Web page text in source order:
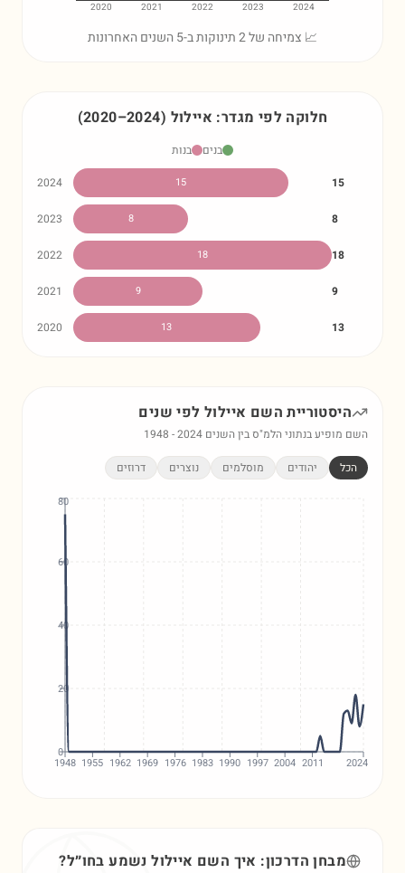
2024
2023
2022
2021
2020
📈 צמיחה של 2 תינוקות ב-5 השנים האחרונות
חלוקה לפי מגדר: איילול (2020–2024)
בנים
בנות
2024
15 15
2023 8 8
2022 18 18
2021 9 9
2020 13 13
היסטוריית השם איילול לפי שנים
השם מופיע בנתוני הלמ"ס בין השנים 1948 -2024
הכל יהודים מוסלמים נוצרים דרוזים
1948 1955 1962 1969 1976 1983 1990 1997 2004 2011 2024
0
20
40
60
80
מבחן הדרכון: איך השם איילולנשמע בחו״ל?